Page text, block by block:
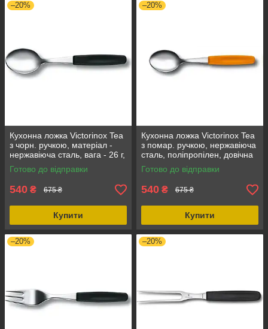
–20%
Кухонна ложка Victorinox Tea
з чорн. ручкою, матеріал -
нержавіюча сталь, вага - 26 г,
колір - чорний
Готово до відправки
540 ₴ 675 ₴
Купити
–20%
Кухонна ложка Victorinox Tea
з помар. ручкою, нержавіюча
сталь, поліпропілен, довічна
гарантія, вага 26 г
Готово до відправки
540 ₴ 675 ₴
Купити
–20% –20%